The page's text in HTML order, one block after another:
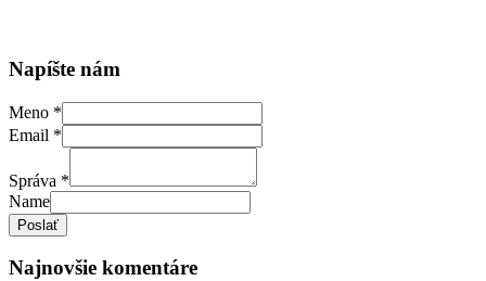
Napíšte nám
Meno *
Email *
Správa *
Name
Poslať
Najnovšie komentáre